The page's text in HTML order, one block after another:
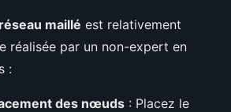
réseau maillé est relativement
réalisée par un non-expert en
:
des nœuds : Placez le